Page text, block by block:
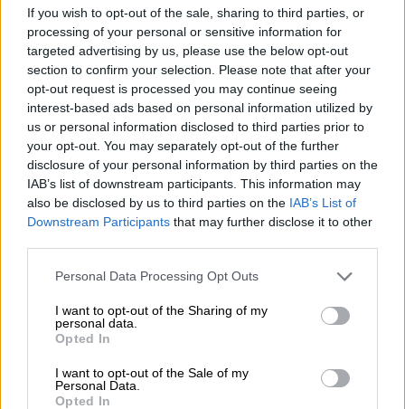
If you wish to opt-out of the sale, sharing to third parties, or
processing of your personal or sensitive information for
targeted advertising by us, please use the below opt-out
section to confirm your selection. Please note that after your
opt-out request is processed you may continue seeing
interest-based ads based on personal information utilized by
us or personal information disclosed to third parties prior to
your opt-out. You may separately opt-out of the further
disclosure of your personal information by third parties on the
IAB’s list of downstream participants. This information may
also be disclosed by us to third parties on the IAB’s List of
Downstream Participants that may further disclose it to other
Please note that this website/app uses one or more Google
not limited to your visit or usage behaviour. You may click to
grant or deny consent to Google and its third-party tags to
use your data for below specified purposes in below Google
consent section.
Personal Data Processing Opt Outs
I want to opt-out of the Sharing of my
personal data.
Opted In
I want to opt-out of the Sale of my
Personal Data.
Opted In
Eurobasket 2021: Οι πιθανοί αντίπαλοι
της Εθνικής Ελλάδας στα προκριματικά
Η FIBA ανακοίνωσε τα γκρουπ
δυναμικότητας και η Εθνική Ελλάδας
μαθαίνει τους αντιπάλους της για την
προκριματική φάση του Eurobasket 2021,
την Δευτέρα (22/7, 13.15)